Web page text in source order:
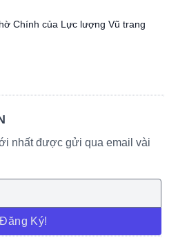
Chính của Lực lượng Vũ trang
nhất được gửi qua email vài
Đăng Ký!